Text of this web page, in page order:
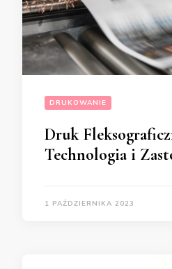
DRUKOWANIE
Druk
Technologia i
1 PAŹDZIERNIKA 2023